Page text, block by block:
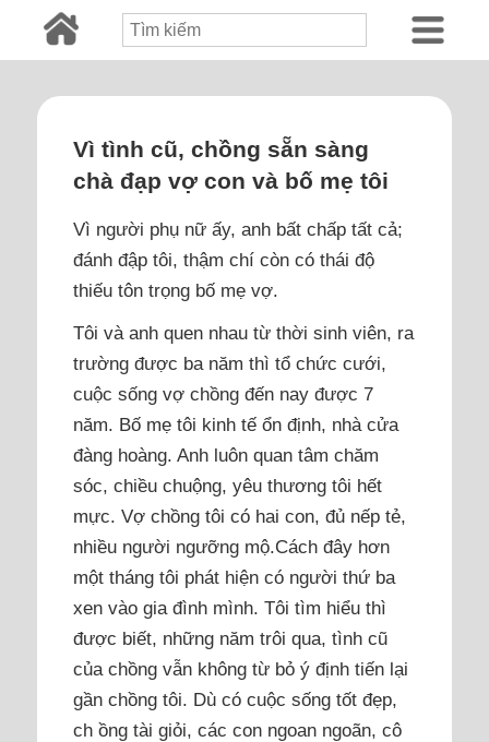
Vì tình cũ, chồng sẵn sàng
chà đạp vợ con và bố mẹ tôi
Vì người phụ nữ ấy, anh bất chấp tất cả;
đánh đập tôi, thậm chí còn có thái độ
thiếu tôn trọng bố mẹ vợ.
Tôi và anh quen nhau từ thời sinh viên, ra
trường được ba năm thì tổ chức cưới,
cuộc sống vợ chồng đến nay được 7
năm. Bố mẹ tôi kinh tế ổn định, nhà cửa
đàng hoàng. Anh luôn quan tâm chăm
sóc, chiều chuộng, yêu thương tôi hết
mực. Vợ chồng tôi có hai con, đủ nếp tẻ,
nhiều người ngưỡng mộ.Cách đây hơn
một tháng tôi phát hiện có người thứ ba
xen vào gia đình mình. Tôi tìm hiểu thì
được biết, những năm trôi qua, tình cũ
của chồng vẫn không từ bỏ ý định tiến lại
gần chồng tôi. Dù có cuộc sống tốt đẹp,
ch ồng tài giỏi, các con ngoan ngoãn, cô